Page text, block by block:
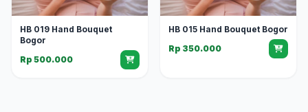
HB 019 Hand Bouquet
Bogor
Rp 500.000
HB 015 Hand Bouquet Bogor
Rp 350.000